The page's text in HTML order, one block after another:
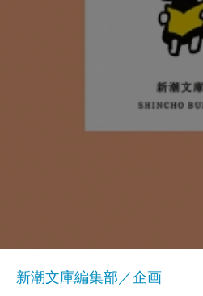
新潮文庫編集部／企画